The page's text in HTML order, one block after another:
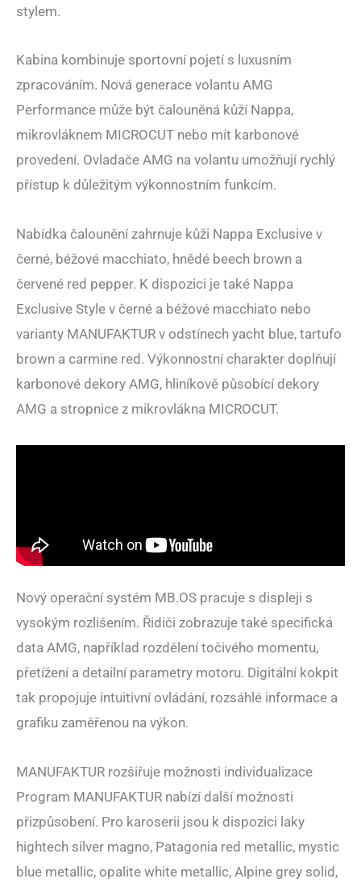
stylem.
Kabina kombinuje sportovní pojetí s luxusním
zpracováním. Nová generace volantu AMG
Performance může být čalouněná kůží Nappa,
mikrovláknem MICROCUT nebo mít karbonové
provedení. Ovladače AMG na volantu umožňují rychlý
přístup k důležitým výkonnostním funkcím.
Nabídka čalounění zahrnuje kůži Nappa Exclusive v
černé, béžové macchiato, hnědé beech brown a
červené red pepper. K dispozici je také Nappa
Exclusive Style v černé a béžové macchiato nebo
varianty MANUFAKTUR v odstínech yacht blue, tartufo
brown a carmine red. Výkonnostní charakter doplňují
karbonové dekory AMG, hliníkově působící dekory
AMG a stropnice z mikrovlákna MICROCUT.
Nový operační systém MB.OS pracuje s displeji s
vysokým rozlišením. Řidiči zobrazuje také specifická
data AMG, například rozdělení točivého momentu,
přetížení a detailní parametry motoru. Digitální kokpit
tak propojuje intuitivní ovládání, rozsáhlé informace a
grafiku zaměřenou na výkon.
MANUFAKTUR rozšiřuje možnosti individualizace
Program MANUFAKTUR nabízí další možnosti
přizpůsobení. Pro karoserii jsou k dispozici laky
hightech silver magno, Patagonia red metallic, mystic
blue metallic, opalite white metallic, Alpine grey solid,